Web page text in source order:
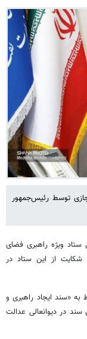
توسط رئیس‌جمهور
ستاد ویژه راهبری فضای
شکایت از این ستاد در
«سند ایجاد راهبری و
در دیوانعالی عدالت